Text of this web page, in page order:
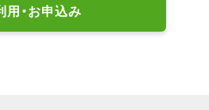
用・お申込み